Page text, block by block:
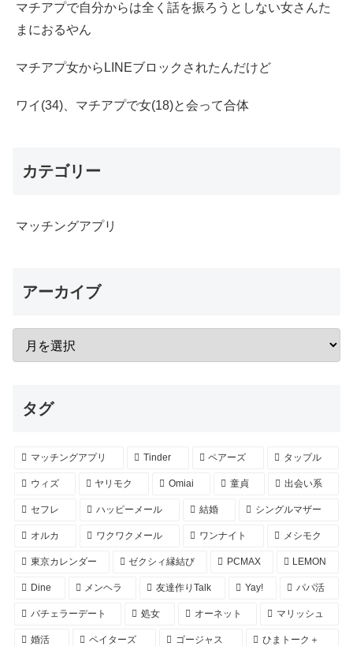
マチアプで自分からは全く話を振ろうとしない女さんた
まにおるやん
マチアプ女からLINEブロックされたんだけど
ワイ(34)、マチアプで女(18)と会って合体
カテゴリー
マッチングアプリ
アーカイブ
タグ
マッチングアプリ Tinder ペアーズ タップル
ウィズ ヤリモク Omiai 童貞 出会い系
セフレ ハッピーメール 結婚 シングルマザー
オルカ ワクワクメール ワンナイト メシモク
東京カレンダー ゼクシィ縁結び PCMAX LEMON
Dine メンヘラ 友達作りTalk Yay! パパ活
バチェラーデート 処女 オーネット マリッシュ
婚活 ペイターズ ゴージャス ひまトーク＋